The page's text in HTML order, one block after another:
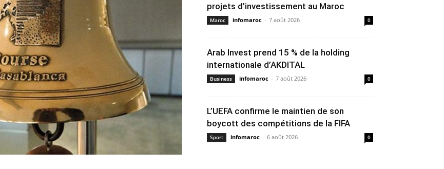
projets d’investissement au Maroc
Maroc infomaroc - 7 août 2026 0
Arab Invest prend 15 % de la holding
internationale d’AKDITAL
Business infomaroc - 7 août 2026 0
L’UEFA confirme le maintien de son
boycott des compétitions de la FIFA
Sport infomaroc - 6 août 2026 0